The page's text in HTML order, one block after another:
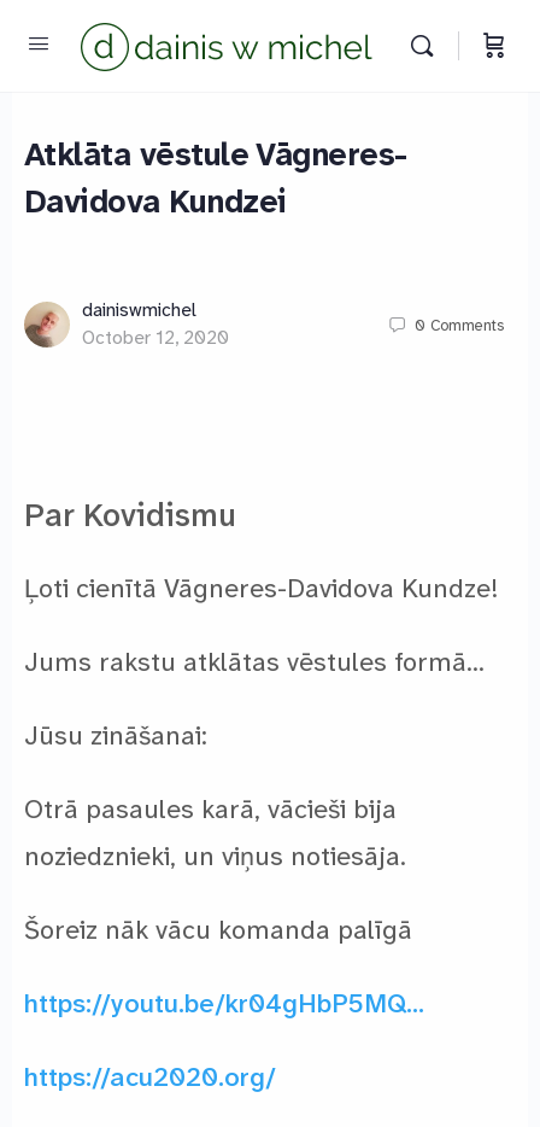
Atklāta vēstule Vāgneres-
Davidova Kundzei
dainiswmichel
October 12, 2020
0 Comments
Par Kovidismu
Ļoti cienītā Vāgneres-Davidova Kundze!
Jums rakstu atklātas vēstules formā…
Jūsu zināšanai:
Otrā pasaules karā, vācieši bija
noziedznieki, un viņus notiesāja.
Šoreiz nāk vācu komanda palīgā
https://youtu.be/kr04gHbP5MQ…
https://acu2020.org/
Chat with us
We reply instantly